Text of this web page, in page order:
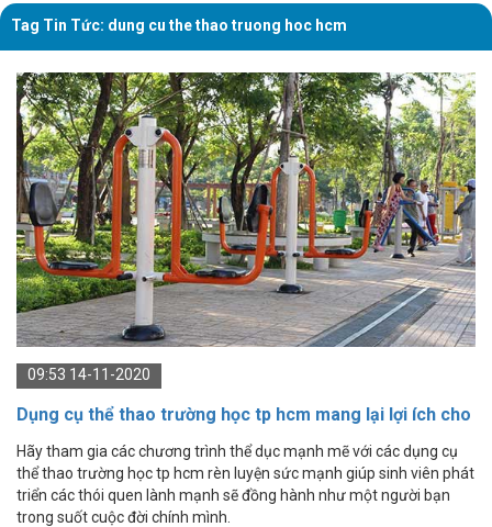
Tag Tin Tức: dung cu the thao truong hoc hcm
09:53 14-11-2020
Dụng cụ thể thao trường học tp hcm mang lại lợi ích cho
học sinh
Hãy tham gia các chương trình thể dục mạnh mẽ với các dụng cụ
thể thao trường học tp hcm rèn luyện sức mạnh giúp sinh viên phát
triển các thói quen lành mạnh sẽ đồng hành như một người bạn
trong suốt cuộc đời chính mình.